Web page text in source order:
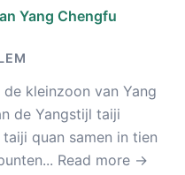
Yang Chengfu
kleinzoon van Yang
de Yangstijl taiji
quan samen in tien
Read more →